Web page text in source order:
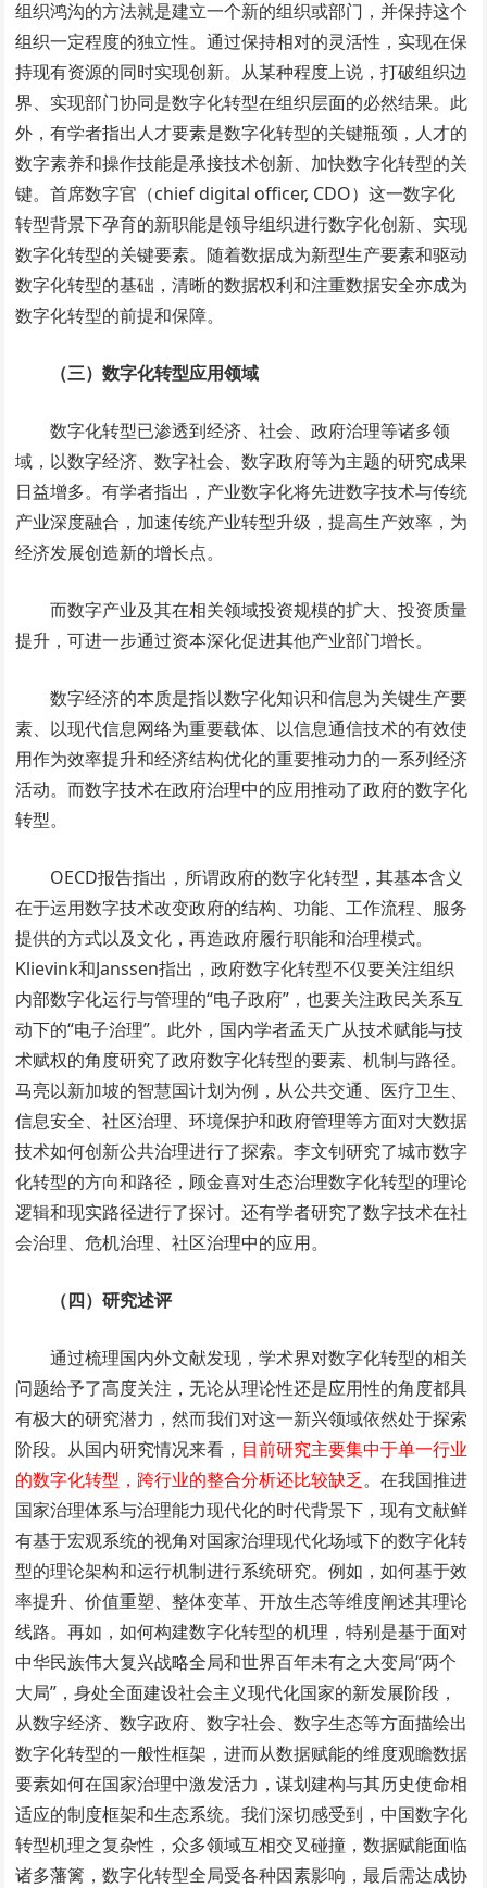
组织鸿沟的方法就是建立一个新的组织或部门，并保持这个
组织一定程度的独立性。通过保持相对的灵活性，实现在保
持现有资源的同时实现创新。从某种程度上说，打破组织边
界、实现部门协同是数字化转型在组织层面的必然结果。此
外，有学者指出人才要素是数字化转型的关键瓶颈，人才的
数字素养和操作技能是承接技术创新、加快数字化转型的关
键。首席数字官（chief digital officer, CDO）这一数字化
转型背景下孕育的新职能是领导组织进行数字化创新、实现
数字化转型的关键要素。随着数据成为新型生产要素和驱动
数字化转型的基础，清晰的数据权利和注重数据安全亦成为
数字化转型的前提和保障。
（三）数字化转型应用领域
数字化转型已渗透到经济、社会、政府治理等诸多领
域，以数字经济、数字社会、数字政府等为主题的研究成果
日益增多。有学者指出，产业数字化将先进数字技术与传统
产业深度融合，加速传统产业转型升级，提高生产效率，为
经济发展创造新的增长点。
而数字产业及其在相关领域投资规模的扩大、投资质量
提升，可进一步通过资本深化促进其他产业部门增长。
数字经济的本质是指以数字化知识和信息为关键生产要
素、以现代信息网络为重要载体、以信息通信技术的有效使
用作为效率提升和经济结构优化的重要推动力的一系列经济
活动。而数字技术在政府治理中的应用推动了政府的数字化
转型。
OECD报告指出，所谓政府的数字化转型，其基本含义
在于运用数字技术改变政府的结构、功能、工作流程、服务
提供的方式以及文化，再造政府履行职能和治理模式。
Klievink和Janssen指出，政府数字化转型不仅要关注组织
内部数字化运行与管理的“电子政府”，也要关注政民关系互
动下的“电子治理”。此外，国内学者孟天广从技术赋能与技
术赋权的角度研究了政府数字化转型的要素、机制与路径。
马亮以新加坡的智慧国计划为例，从公共交通、医疗卫生、
信息安全、社区治理、环境保护和政府管理等方面对大数据
技术如何创新公共治理进行了探索。李文钊研究了城市数字
化转型的方向和路径，顾金喜对生态治理数字化转型的理论
逻辑和现实路径进行了探讨。还有学者研究了数字技术在社
会治理、危机治理、社区治理中的应用。
（四）研究述评
通过梳理国内外文献发现，学术界对数字化转型的相关
问题给予了高度关注，无论从理论性还是应用性的角度都具
有极大的研究潜力，然而我们对这一新兴领域依然处于探索
阶段。从国内研究情况来看， 目前研究主要集中于单一行业
的数字化转型，跨行业的整合分析还比较缺乏。在我国推进
国家治理体系与治理能力现代化的时代背景下，现有文献鲜
有基于宏观系统的视角对国家治理现代化场域下的数字化转
型的理论架构和运行机制进行系统研究。例如，如何基于效
率提升、价值重塑、整体变革、开放生态等维度阐述其理论
线路。再如，如何构建数字化转型的机理，特别是基于面对
中华民族伟大复兴战略全局和世界百年未有之大变局“两个
大局”，身处全面建设社会主义现代化国家的新发展阶段，
从数字经济、数字政府、数字社会、数字生态等方面描绘出
数字化转型的一般性框架，进而从数据赋能的维度观瞻数据
要素如何在国家治理中激发活力，谋划建构与其历史使命相
适应的制度框架和生态系统。我们深切感受到，中国数字化
转型机理之复杂性，众多领域互相交叉碰撞，数据赋能面临
诸多藩篱，数字化转型全局受各种因素影响，最后需达成协